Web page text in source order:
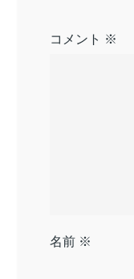
コメント ※
名前 ※